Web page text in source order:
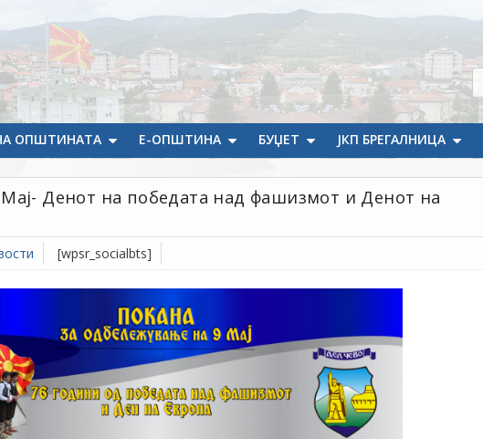
ОПШТИНАТА Е-ОПШТИНА БУЏЕТ ЈКП БРЕГАЛНИЦА
Денот на победата над фашизмот и Денот на
[wpsr_socialbts]